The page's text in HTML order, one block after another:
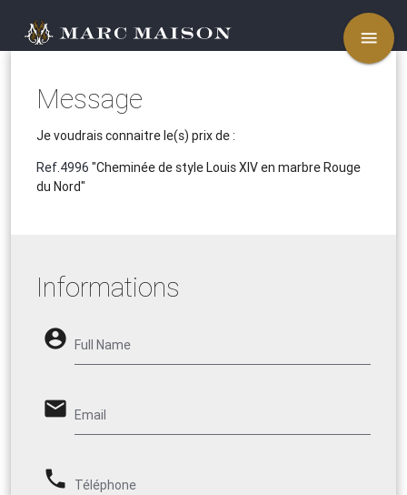
menu
Message
Je voudrais connaitre le(s) prix de :
Ref.4996 "Cheminée de style Louis XIV en marbre Rouge
du Nord"
Informations
account_circle Full Name
email Email
phone Téléphone